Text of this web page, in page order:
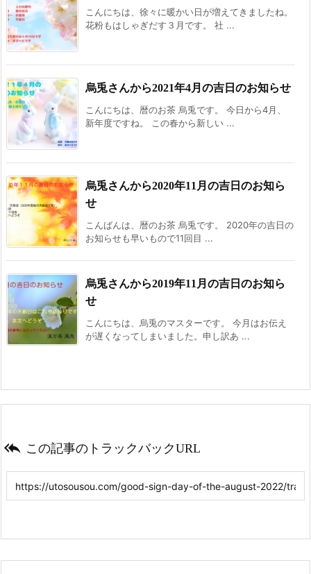
こんにちは、徐々に暖かい日が増えてきましたね。
花粉もはしゃぎだす３月です。 社 ...
烏兎さんから2021年4月の吉日のお知らせ
こんにちは、暦のお茶 烏兎です。 今日から4月、
新年度ですね。 この春から新しい ...
烏兎さんから2020年11月の吉日のお知ら
せ
こんばんは、暦のお茶 烏兎です。 2020年の吉日の
お知らせも早いもので11回目 ...
烏兎さんから2019年11月の吉日のお知ら
せ
こんにちは、烏兎のマスターです。 今月はお伝え
が遅くなってしまいました。申し訳あ ...
 この記事のトラックバックURL